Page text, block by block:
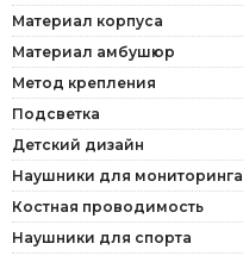
Материал корпуса
Материал амбушюр
Метод крепления
Подсветка
Детский дизайн
Наушники для мониторинга
Костная проводимость
Наушники для спорта